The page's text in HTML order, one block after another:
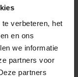
verbeteren, het
en ons
we informatie
partners voor
partners